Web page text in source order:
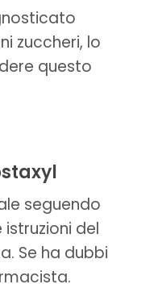
zuccheri, lo
questo
seguendo
del
Se ha dubbi